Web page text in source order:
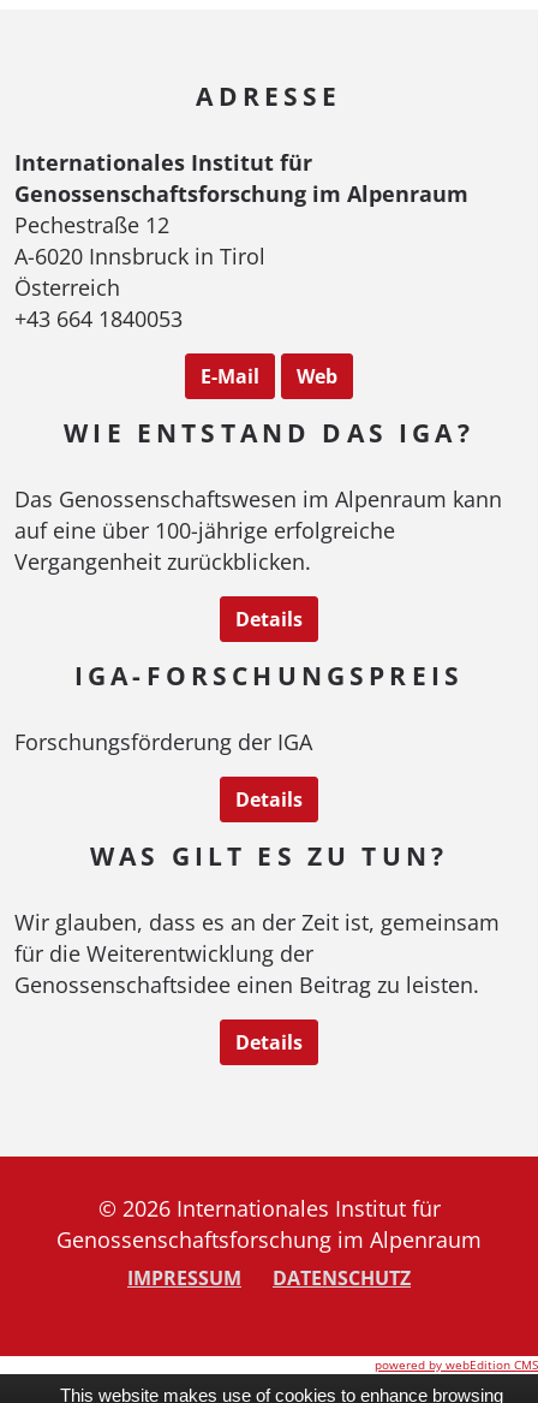
ADRESSE
Internationales Institut für
Genossenschaftsforschung im Alpenraum
Pechestraße 12
A-6020 Innsbruck in Tirol
Österreich
+43 664 1840053
E-Mail Web
WIE ENTSTAND DAS IGA?
Das Genossenschaftswesen im Alpenraum kann
auf eine über 100-jährige erfolgreiche
Vergangenheit zurückblicken.
Details
IGA-FORSCHUNGSPREIS
Forschungsförderung der IGA
Details
WAS GILT ES ZU TUN?
Wir glauben, dass es an der Zeit ist, gemeinsam
für die Weiterentwicklung der
Genossenschaftsidee einen Beitrag zu leisten.
Details
© 2026 Internationales Institut für
Genossenschaftsforschung im Alpenraum
IMPRESSUM DATENSCHUTZ
powered by webEdition CMS
This website makes use of cookies to enhance browsing